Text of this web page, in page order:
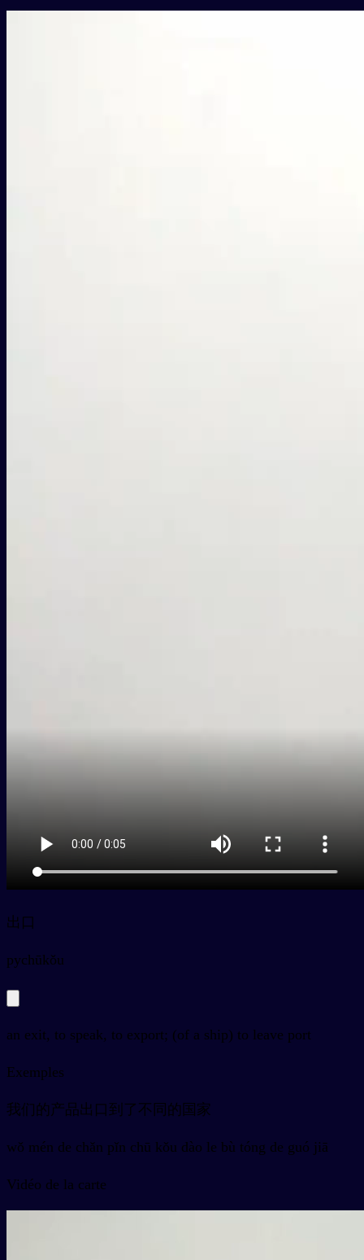
出口
pychūkǒu
an exit, to speak, to export; (of a ship) to leave port
Exemples
我们的产品出口到了不同的国家
wǒ mén de chǎn pǐn chū kǒu dào le bù tóng de guó jiā
Vidéo de la carte